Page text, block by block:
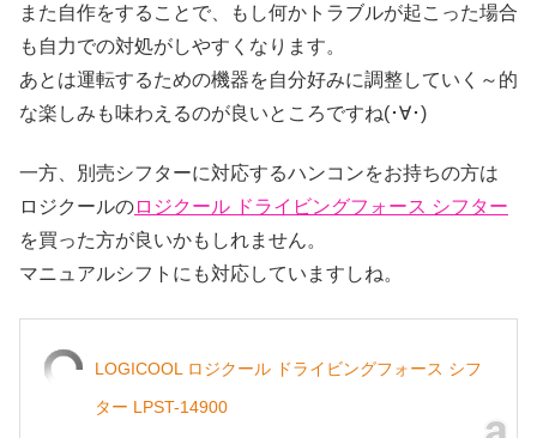
また自作をすることで、もし何かトラブルが起こった場合
も自力での対処がしやすくなります。
あとは運転するための機器を自分好みに調整していく～的
な楽しみも味わえるのが良いところですね(･∀･)
一方、別売シフターに対応するハンコンをお持ちの方は
ロジクールのロジクール ドライビングフォース シフター
を買った方が良いかもしれません。
マニュアルシフトにも対応していますしね。
LOGICOOL ロジクール ドライビングフォース シフ
ター LPST-14900